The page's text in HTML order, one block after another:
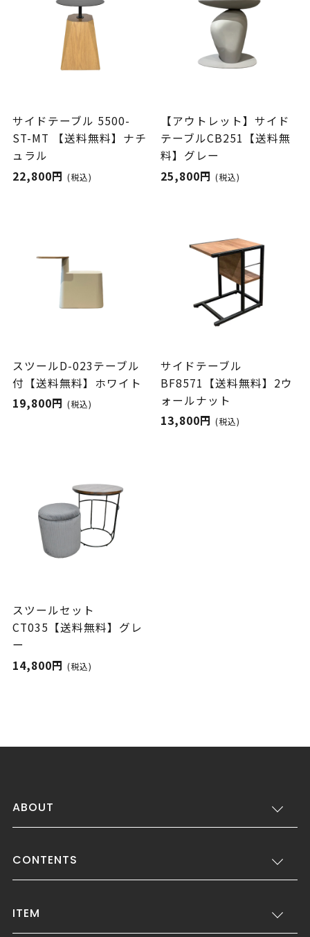
サイドテーブル 5500-
ST-MT 【送料無料】ナチ
ュラル
22,800円 (税込)
【アウトレット】サイド
テーブルCB251【送料無
料】グレー
25,800円(税込)
スツールD-023テーブル
付【送料無料】ホワイト
19,800円 (税込)
サイドテーブル
BF8571【送料無料】2ウ
ォールナット
13,800円(税込)
スツールセット
CT035【送料無料】グレ
ー
14,800円 (税込)
ABOUT
CONTENTS
ITEM